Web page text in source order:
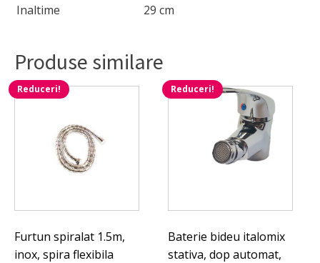
Inaltime
29 cm
Produse similare
Reduceri!
Furtun spiralat 1.5m,
inox, spira flexibila
Reduceri!
Baterie bideu italomix
stativa, dop automat,